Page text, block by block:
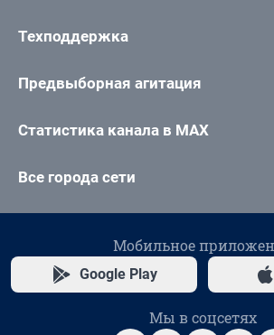
Техподдержка
Предвыборная агитация
Статистика канала в MAX
Все города сети
Мобильное
Google Play
Мы в соцсетях